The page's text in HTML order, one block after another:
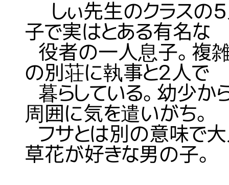
しぃ先生のクラスの
子で実はとある有名な
役者の一人息子。複
の別荘に執事と２人で
暮らしている。幼少か
周囲に気を遣いがち。
フサとは別の意味で
草花が好きな男の子。